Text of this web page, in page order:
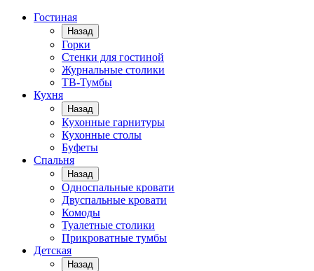
Гостиная
Назад
Горки
Стенки для гостиной
Журнальные столики
TВ-Тумбы
Кухня
Назад
Кухонные гарнитуры
Кухонные столы
Буфеты
Спальня
Назад
Односпальные кровати
Двуспальные кровати
Комоды
Туалетные столики
Прикроватные тумбы
Детская
Назад